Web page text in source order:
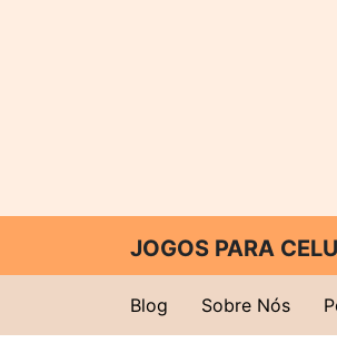
JOGOS PARA
Blog Sobre Nós